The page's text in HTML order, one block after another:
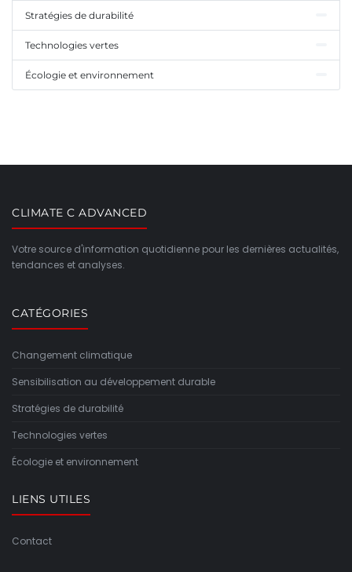
Stratégies de durabilité
Technologies vertes
Écologie et environnement
CLIMATE C ADVANCED
Votre source d'information quotidienne pour les dernières actualités,
tendances et analyses.
CATÉGORIES
Changement climatique
Sensibilisation au développement durable
Stratégies de durabilité
Technologies vertes
Écologie et environnement
LIENS UTILES
Contact